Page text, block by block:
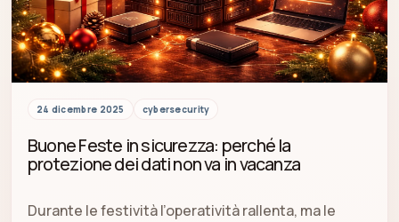
24 dicembre 2025 cybersecurity
Buone Feste in sicurezza: perché la
protezione dei dati non va in vacanza
Durante le festività l’operatività rallenta, ma le